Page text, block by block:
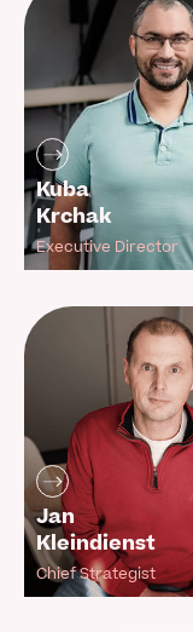
Kuba
Krchak
Executive Director
Jan
Kleindienst
Chief Strategist